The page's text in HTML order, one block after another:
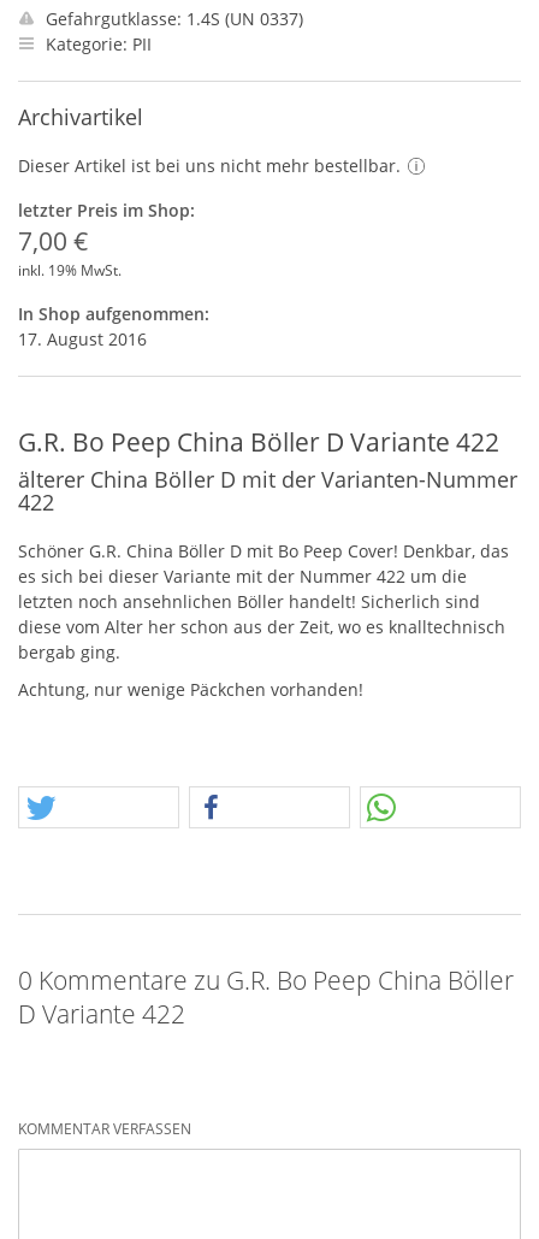
Gefahrgutklasse: 1.4S (UN 0337)
Kategorie: PII
Archivartikel
Dieser Artikel ist bei uns nicht mehr bestellbar.
letzter Preis im Shop:
7,00 €
inkl. 19% MwSt.
In Shop aufgenommen:
17. August 2016
G.R. Bo Peep China Böller D Variante 422
älterer China Böller D mit der Varianten-Nummer
422
Schöner G.R. China Böller D mit Bo Peep Cover! Denkbar, das
es sich bei dieser Variante mit der Nummer 422 um die
letzten noch ansehnlichen Böller handelt! Sicherlich sind
diese vom Alter her schon aus der Zeit, wo es knalltechnisch
bergab ging.
Achtung, nur wenige Päckchen vorhanden!
0 Kommentare zu G.R. Bo Peep China Böller
D Variante 422
KOMMENTAR VERFASSEN